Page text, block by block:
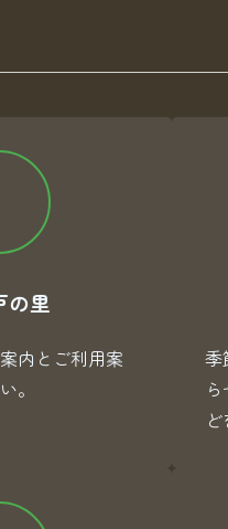
の里
内とご利用案
。
季